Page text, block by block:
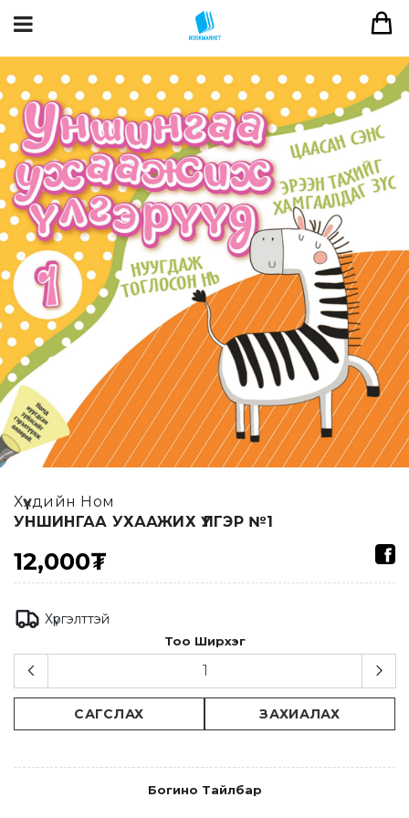
Хүүхдийн Ном
УНШИНГАА УХААЖИХ ҮЛГЭР №1
12,000₮
Хүргэлттэй
Тоо Ширхэг
САГСЛАХ ЗАХИАЛАХ
Богино Тайлбар